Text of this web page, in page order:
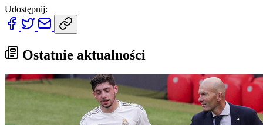
Udostępnij:
Ostatnie aktualności